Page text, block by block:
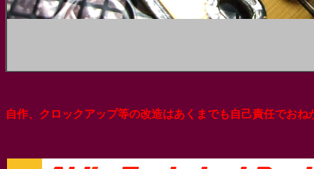
自作、クロックアップ等の改造はあくまでも自己責任でおね